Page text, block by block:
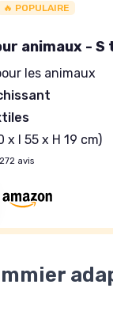
🔥 POPULAIRE
animaux - S
les animaux
x l 55 x H 19 cm)
avis